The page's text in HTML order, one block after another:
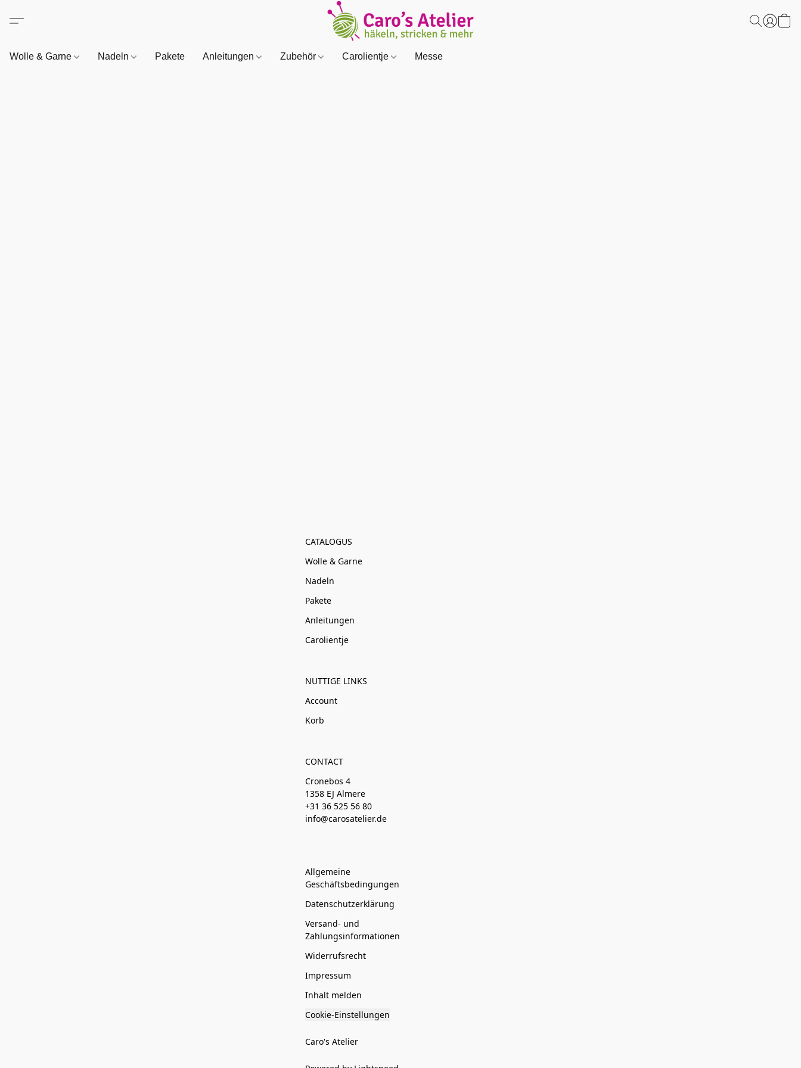
Wolle & Garne Nadeln Pakete Anleitungen Zubehör Carolientje Messe
CATALOGUS
Wolle & Garne
Nadeln
Pakete
Anleitungen
Carolientje
NUTTIGE LINKS
Account
Korb
CONTACT
Cronebos 4
1358 EJ Almere
+31 36 525 56 80
info@carosatelier.de
Allgemeine
Geschäftsbedingungen
Datenschutzerklärung
Versand- und
Zahlungsinformationen
Widerrufsrecht
Impressum
Inhalt melden
Cookie-Einstellungen
Caro's Atelier